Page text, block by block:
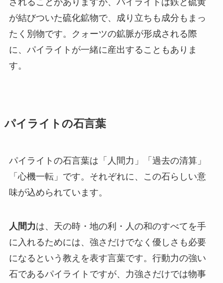
が結びついた硫化鉱物で、成り立ちも成分もまっ
たく別物です。クォーツの鉱脈が形成される際
に、パイライトが一緒に産出することもありま
す。
パイライトの石言葉
パイライトの石言葉は「人間力」「過去の清算」
「心機一転」です。それぞれに、この石らしい意
味が込められています。
人間力は、天の時・地の利・人の和のすべてを手
に入れるためには、強さだけでなく優しさも必要
になるという教えを表す言葉です。行動力の強い
石であるパイライトですが、力強さだけでは物事